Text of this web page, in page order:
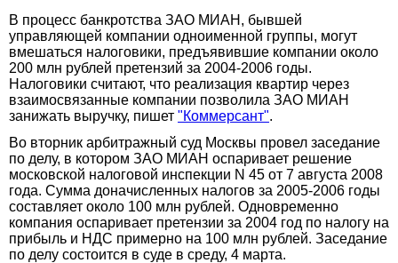
В процесс банкротства ЗАО МИАН, бывшей
управляющей компании одноименной группы, могут
вмешаться налоговики, предъявившие компании около
200 млн рублей претензий за 2004-2006 годы.
Налоговики считают, что реализация квартир через
взаимосвязанные компании позволила ЗАО МИАН
занижать выручку, пишет "Коммерсант".
Во вторник арбитражный суд Москвы провел заседание
по делу, в котором ЗАО МИАН оспаривает решение
московской налоговой инспекции N 45 от 7 августа 2008
года. Сумма доначисленных налогов за 2005-2006 годы
составляет около 100 млн рублей. Одновременно
компания оспаривает претензии за 2004 год по налогу на
прибыль и НДС примерно на 100 млн рублей. Заседание
по делу состоится в суде в среду, 4 марта.